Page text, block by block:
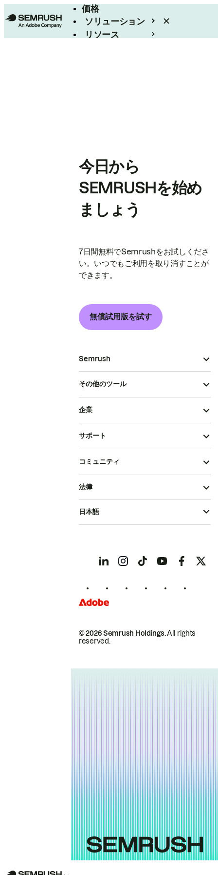
価格
ソリューション
リソース
今日から
SEMRUSHを始め
ましょう
7日間無料でSemrushをお試しくださ
い。いつでもご利用を取り消すことが
できます。
無償試用版を試す
Semrush
その他のツール
企業
サポート
コミュニティ
© 2026 Semrush Holdings.All rights
reserved.
法律
日本語